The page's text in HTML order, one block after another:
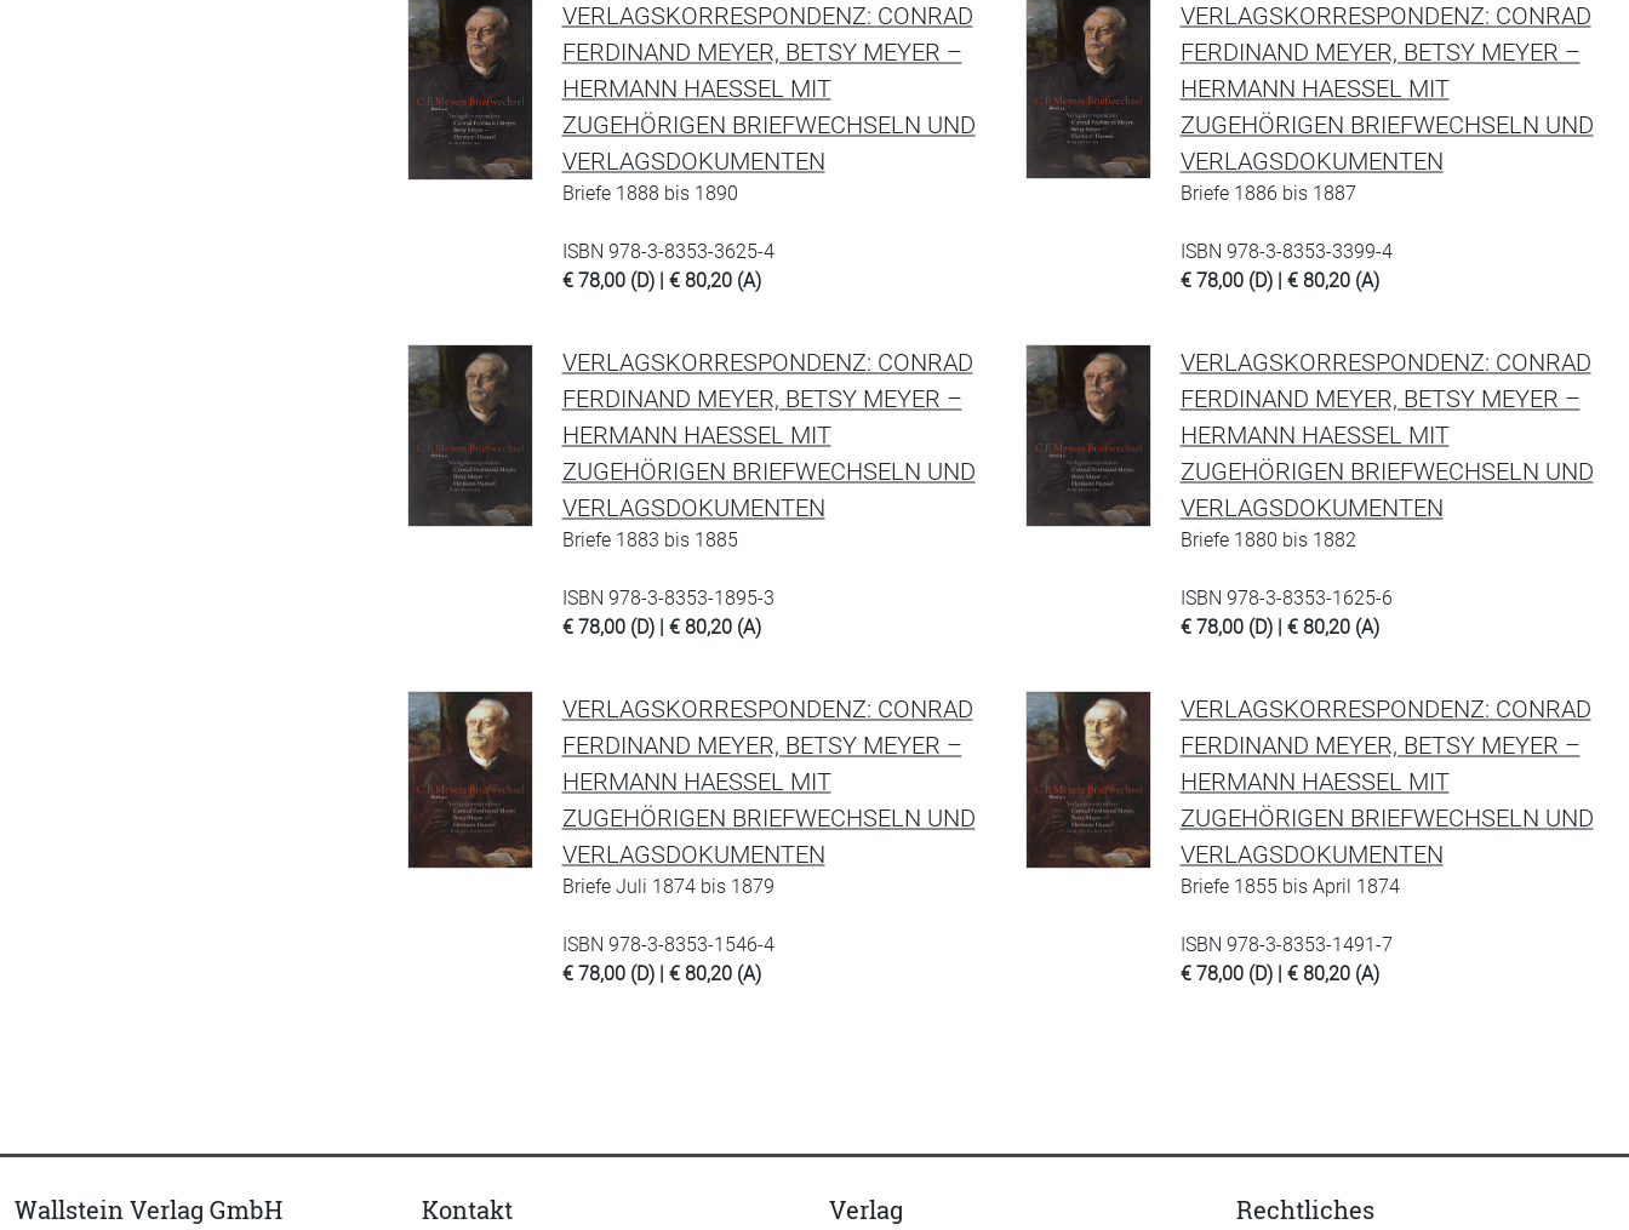
VERLAGSKORRESPONDENZ: CONRAD
FERDINAND MEYER, BETSY MEYER –
HERMANN HAESSEL MIT
ZUGEHÖRIGEN BRIEFWECHSELN UND
VERLAGSDOKUMENTEN
Briefe 1888 bis 1890
ISBN 978-3-8353-3625-4
€ 78,00 (D) | € 80,20 (A)
VERLAGSKORRESPONDENZ: CONRAD
FERDINAND MEYER, BETSY MEYER –
HERMANN HAESSEL MIT
ZUGEHÖRIGEN BRIEFWECHSELN UND
VERLAGSDOKUMENTEN
Briefe 1886 bis 1887
ISBN 978-3-8353-3399-4
€ 78,00 (D) | € 80,20 (A)
VERLAGSKORRESPONDENZ: CONRAD
FERDINAND MEYER, BETSY MEYER –
HERMANN HAESSEL MIT
ZUGEHÖRIGEN BRIEFWECHSELN UND
VERLAGSDOKUMENTEN
Briefe 1883 bis 1885
ISBN 978-3-8353-1895-3
€ 78,00 (D) | € 80,20 (A)
VERLAGSKORRESPONDENZ: CONRAD
FERDINAND MEYER, BETSY MEYER –
HERMANN HAESSEL MIT
ZUGEHÖRIGEN BRIEFWECHSELN UND
VERLAGSDOKUMENTEN
Briefe 1880 bis 1882
ISBN 978-3-8353-1625-6
€ 78,00 (D) | € 80,20 (A)
VERLAGSKORRESPONDENZ: CONRAD
FERDINAND MEYER, BETSY MEYER –
HERMANN HAESSEL MIT
ZUGEHÖRIGEN BRIEFWECHSELN UND
VERLAGSDOKUMENTEN
Briefe Juli 1874 bis 1879
ISBN 978-3-8353-1546-4
€ 78,00 (D) | € 80,20 (A)
VERLAGSKORRESPONDENZ: CONRAD
FERDINAND MEYER, BETSY MEYER –
HERMANN HAESSEL MIT
ZUGEHÖRIGEN BRIEFWECHSELN UND
VERLAGSDOKUMENTEN
Briefe 1855 bis April 1874
ISBN 978-3-8353-1491-7
€ 78,00 (D) | € 80,20 (A)
Wallstein Verlag GmbH Kontakt Verlag Rechtliches